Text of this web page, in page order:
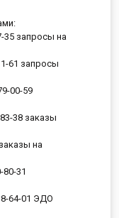
35 запросы на
61 запросы
00-59
38 заказы
на
31
64-01 ЭДО